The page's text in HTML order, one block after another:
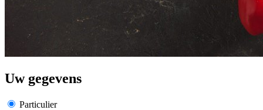
Uw gegevens
Particulier